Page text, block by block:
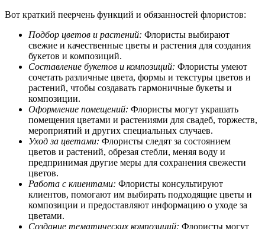
Вот краткий пеерчень функций и обязанностей флористов:
Подбор цветов и растений: Флористы выбирают
свежие и качественные цветы и растения для создания
букетов и композиций.
Составление букетов и композиций: Флористы умеют
сочетать различные цвета, формы и текстуры цветов и
растений, чтобы создавать гармоничные букеты и
композиции.
Оформление помещений: Флористы могут украшать
помещения цветами и растениями для свадеб, торжеств,
мероприятий и других специальных случаев.
Уход за цветами: Флористы следят за состоянием
цветов и растений, обрезая стебли, меняя воду и
предпринимая другие меры для сохранения свежести
цветов.
Работа с клиентами: Флористы консультируют
клиентов, помогают им выбирать подходящие цветы и
композиции и предоставляют информацию о уходе за
цветами.
Создание тематических композиций: Флористы могут